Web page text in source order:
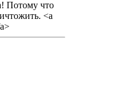
Потому что
<a